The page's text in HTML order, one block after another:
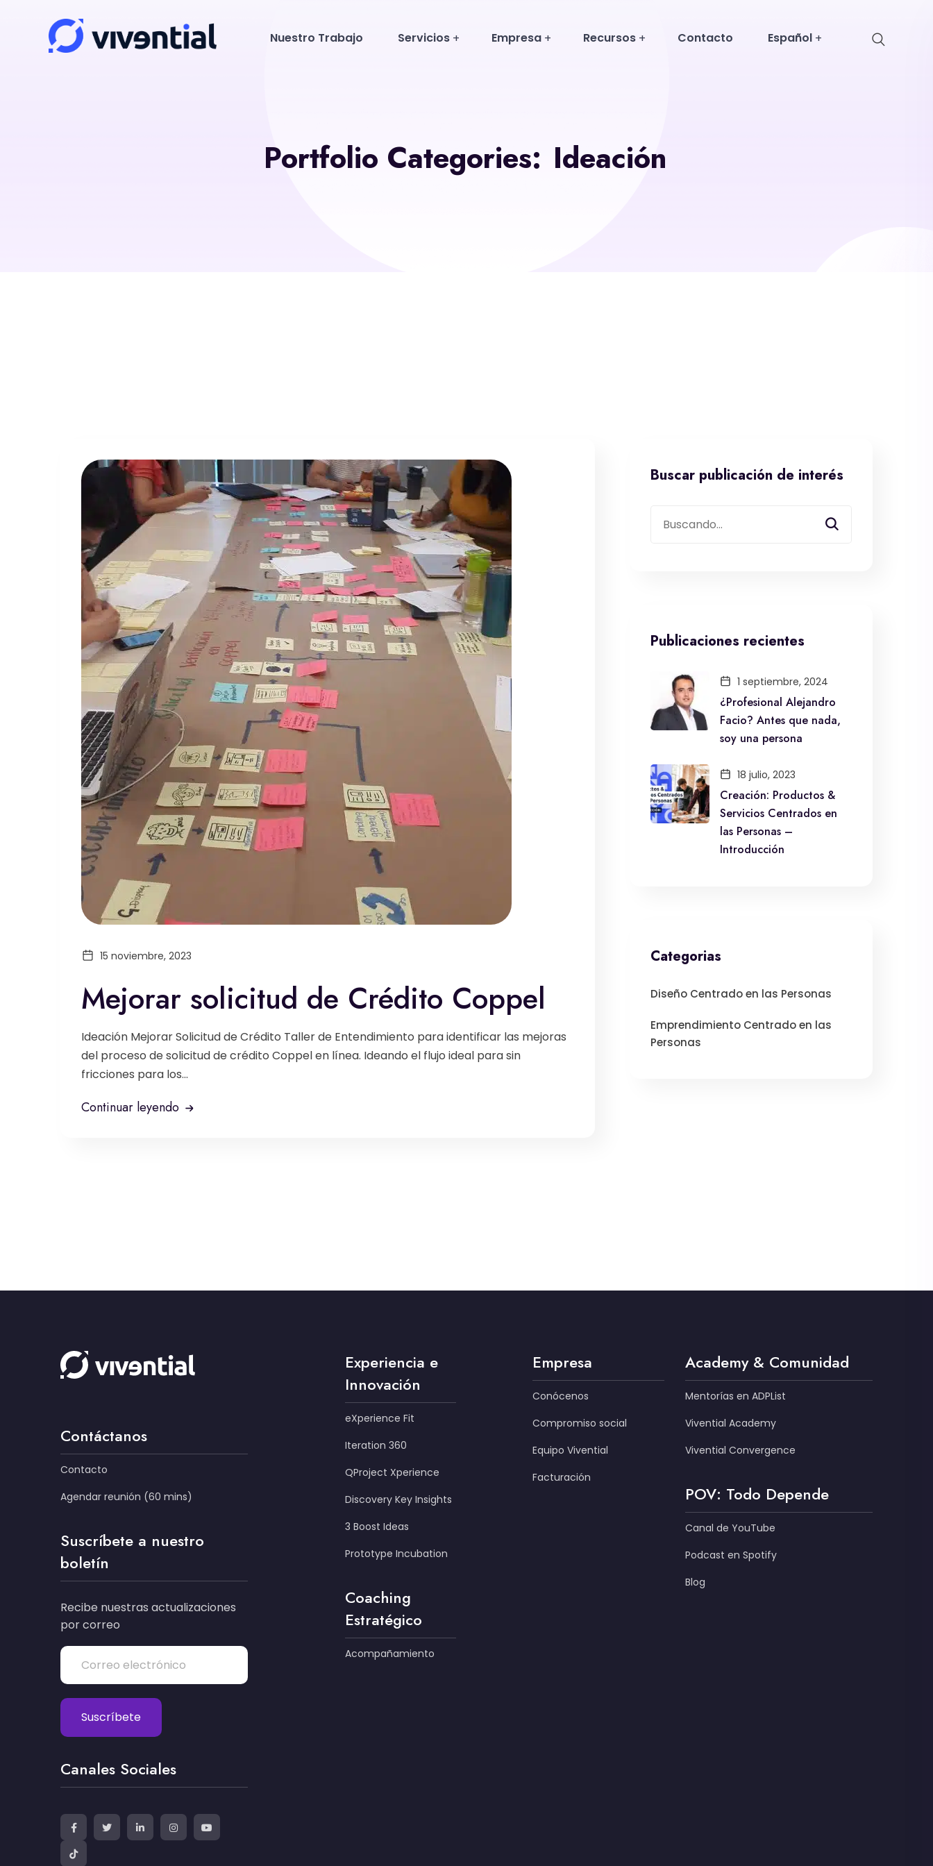
Nuestro Trabajo Servicios Empresa Recursos Contacto Español
Portfolio Categories: Ideación
15 noviembre, 2023
Mejorar solicitud de Crédito Coppel
Ideación Mejorar Solicitud de Crédito Taller de Entendimiento para identificar las mejoras
del proceso de solicitud de crédito Coppel en línea. Ideando el flujo ideal para sin
fricciones para los...
Continuar leyendo
Buscar publicación de interés
Publicaciones recientes
1 septiembre, 2024
¿Profesional Alejandro
Facio? Antes que nada,
soy una persona
18 julio, 2023
Creación: Productos &
Servicios Centrados en
las Personas –
Introducción
Categorias
Diseño Centrado en las Personas
Emprendimiento Centrado en las
Personas
Contáctanos
Contacto
Agendar reunión (60 mins)
Suscríbete a nuestro
boletín
Recibe nuestras actualizaciones
por correo
Canales Sociales
Experiencia e
Innovación
eXperience Fit
Iteration 360
QProject Xperience
Discovery Key Insights
3 Boost Ideas
Prototype Incubation
Coaching
Estratégico
Acompañamiento
Empresa
Conócenos
Compromiso social
Equipo Vivential
Facturación
Academy & Comunidad
Mentorías en ADPList
Vivential Academy
Vivential Convergence
POV: Todo Depende
Canal de YouTube
Podcast en Spotify
Blog